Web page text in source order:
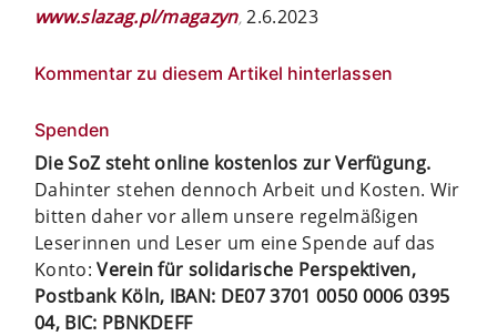
www.slazag.pl/magazyn, 2.6.2023
Kommentar zu diesem Artikel hinterlassen
Spenden
Die SoZ steht online kostenlos zur Verfügung.
Dahinter stehen dennoch Arbeit und Kosten. Wir
bitten daher vor allem unsere regelmäßigen
Leserinnen und Leser um eine Spende auf das
Konto:Verein für solidarische Perspektiven,
Postbank Köln, IBAN: DE07 3701 0050 0006 0395
04, BIC: PBNKDEFF